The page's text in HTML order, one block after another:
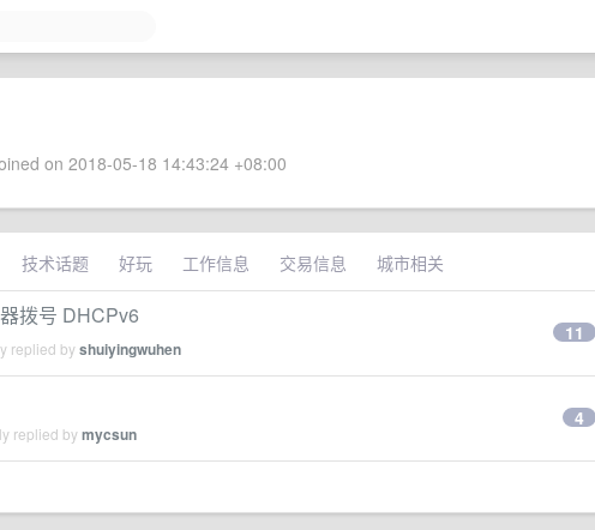
on 2018-05-18 14:43:24 +08:00
技术话题 好玩 工作信息 交易信息 城市相关
拨号 DHCPv6
replied byshuiyingwuhen
11
replied bymycsun
4